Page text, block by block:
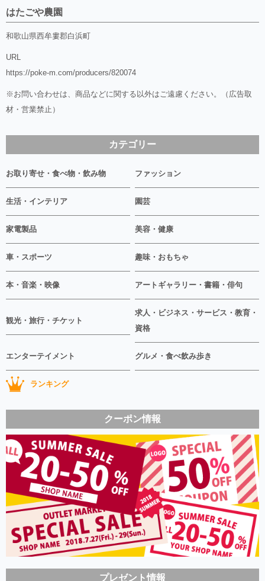
はたごや農園
和歌山県西牟婁郡白浜町
URL
https://poke-m.com/producers/820074
※お問い合わせは、商品などに関する以外はご遠慮ください。（広告取
材・営業禁止）
カテゴリー
お取り寄せ・食べ物・飲み物 ファッション
生活・インテリア 園芸
家電製品 美容・健康
車・スポーツ 趣味・おもちゃ
本・音楽・映像 アートギャラリー・書籍・俳句
観光・旅行・チケット
求人・ビジネス・サービス・教育・
資格
エンターテイメント グルメ・食べ飲み歩き
ランキング
クーポン情報
プレゼント情報